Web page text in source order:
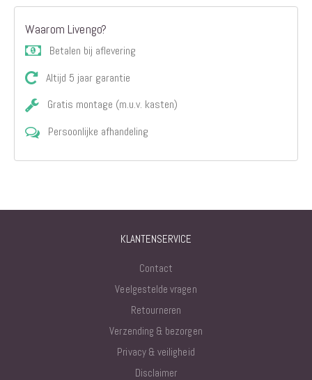
Waarom Livengo?
Betalen bij aflevering
Altijd 5 jaar garantie
Gratis montage (m.u.v. kasten)
Persoonlijke afhandeling
KLANTENSERVICE
Contact
Veelgestelde vragen
Retourneren
Verzending & bezorgen
Privacy & veiligheid
Disclaimer